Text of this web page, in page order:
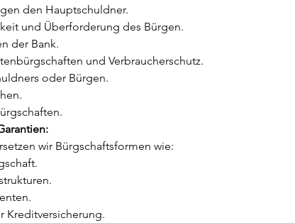
den Hauptschuldner.
und Überforderung des Bürgen.
der Bank.
und Verbraucherschutz.
oder Bürgen.
wir Bürgschaftsformen wie:
Kreditversicherung.